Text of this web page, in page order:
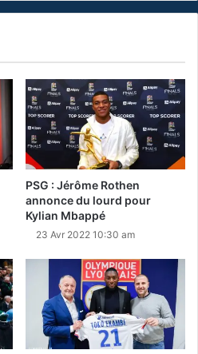
PSG : Jérôme Rothen
annonce du lourd pour
Kylian Mbappé
23 Avr 2022 10:30 am